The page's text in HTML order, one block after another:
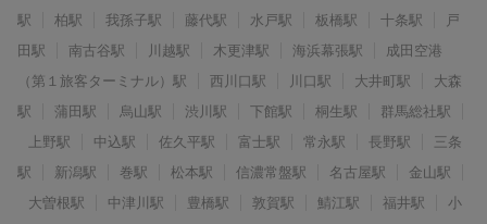
駅
柏駅 我孫子駅 藤代駅 水戸駅 板橋駅 十条駅
戸
田駅
南古谷駅 川越駅 木更津駅 海浜幕張駅
成田空港
（第１旅客ターミナル）駅
西川口駅 川口駅 大井町駅
大森
駅
蒲田駅 烏山駅 渋川駅 下館駅 桐生駅
群馬総社駅
上野駅
中込駅 佐久平駅 富士駅 常永駅 長野駅
三条
駅
新潟駅 巻駅 松本駅 信濃常盤駅 名古屋駅
金山駅
大曽根駅
中津川駅 豊橋駅 敦賀駅 鯖江駅 福井駅
小